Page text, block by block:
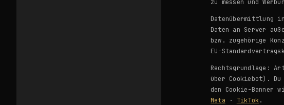
zu messen und
Datenübermittlung
Daten an Server
bzw. zugehörige
EU-
Rechtsgrundlage:
über Cookiebot).
den Cookie-Banner
Meta · TikTok.